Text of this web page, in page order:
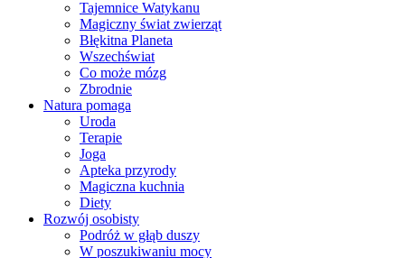
Tajemnice Watykanu
Magiczny świat zwierząt
Błękitna Planeta
Wszechświat
Co może mózg
Zbrodnie
Natura pomaga
Uroda
Terapie
Joga
Apteka przyrody
Magiczna kuchnia
Diety
Rozwój osobisty
Podróż w głąb duszy
W poszukiwaniu mocy